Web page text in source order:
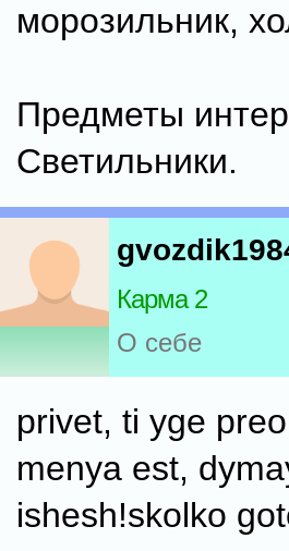
морозильник,
Предметы
Светильники.
Карма 2
О себе
privet, ti yge
menya est,
ishesh!skolko